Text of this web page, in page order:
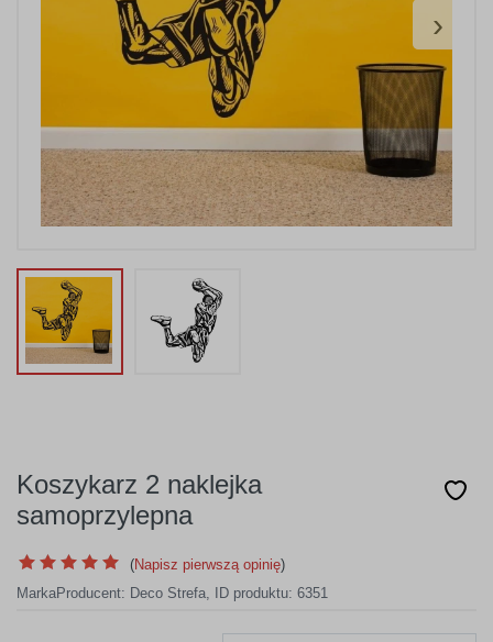
›
Koszykarz 2 naklejka
samoprzylepna
(Napisz pierwszą opinię)
MarkaProducent: Deco Strefa, ID produktu: 6351